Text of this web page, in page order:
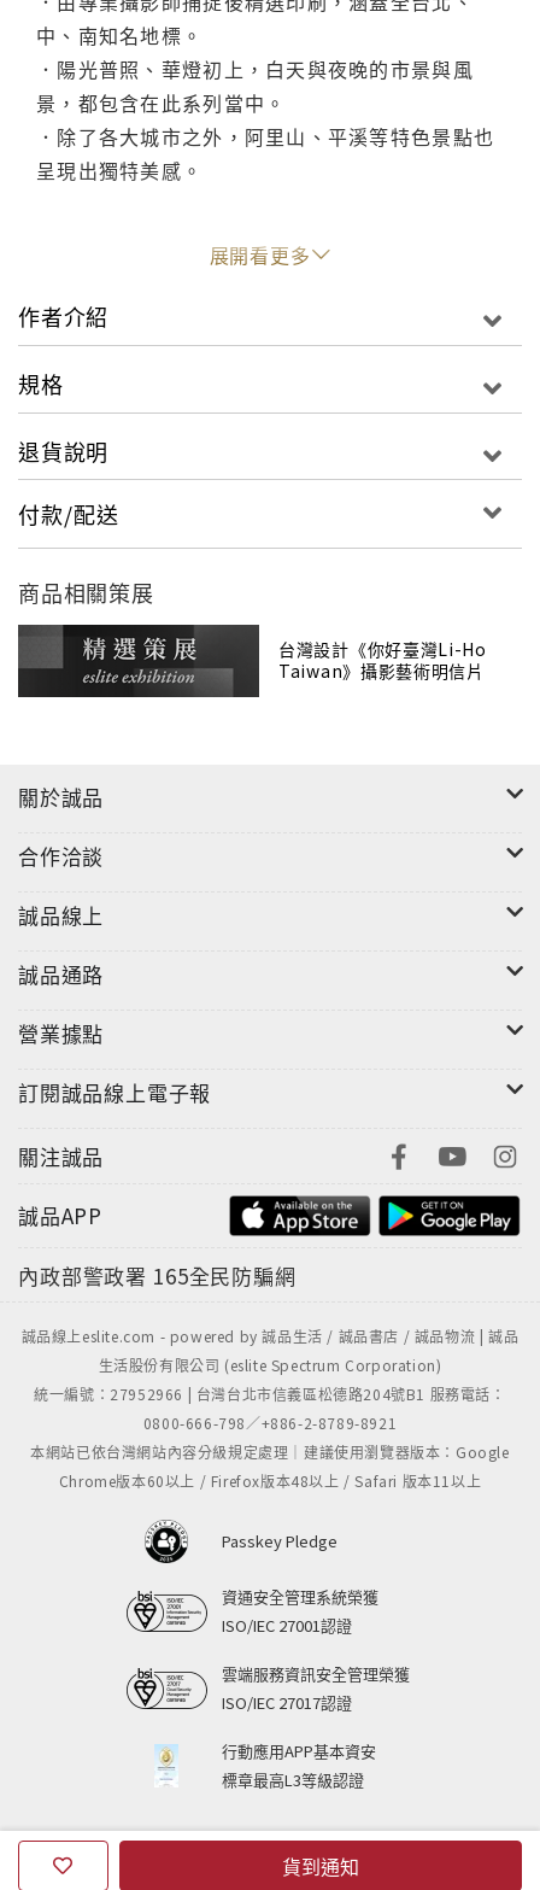
貨到通知
中、南知名地標。
．陽光普照、華燈初上，白天與夜晚的市景與風
景，都包含在此系列當中。
．除了各大城市之外，阿里山、平溪等特色景點也
呈現出獨特美感。
由一群深愛這片土地的熱血專業團隊，來自各個不
選出具代表性的美麗風景照，製成藝術品等級的明
信片，希望藉由這個方式，呈現最真實的臺灣味，
並期望能在世界各個角落被看到、聽到、知道！
當只因我們曾為此深深感動，於是我們承諾會一直
臺灣而感動，請容我們自信的再說一聲：「你好Li-
展開看更多
作者介紹
規格
退貨說明
付款/配送
商品相關策展
台灣設計《你好臺灣Li-Ho
Taiwan》攝影藝術明信片
關於誠品
合作洽談
誠品線上
誠品通路
營業據點
訂閱誠品線上電子報
關注誠品
誠品APP
內政部警政署 165全民防騙網
誠品線上eslite.com - powered by 誠品生活 / 誠品書店 / 誠品物流 | 誠品
生活股份有限公司 (eslite Spectrum Corporation)
統一編號：27952966 | 台灣台北市信義區松德路204號B1 服務電話：
0800-666-798／+886-2-8789-8921
本網站已依台灣網站內容分級規定處理｜建議使用瀏覽器版本：Google
Chrome版本60以上 / Firefox版本48以上 / Safari 版本11以上
Passkey Pledge
資通安全管理系統榮獲
ISO/IEC 27001認證
雲端服務資訊安全管理榮獲
ISO/IEC 27017認證
行動應用APP基本資安
標章最高L3等級認證